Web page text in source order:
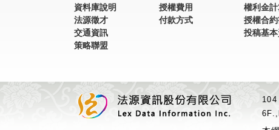
資料庫說明
法源徵才
交通資訊
策略聯盟
授權費用
付款方式
權利金計
授權合
投稿基